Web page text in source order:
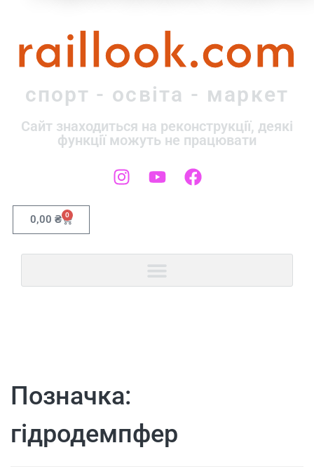
raillook.com
спорт - освіта - маркет
Сайт знаходиться на реконструкції, деякі
функції можуть не працювати
0,00 ₴ 0
Позначка:
гідродемпфер